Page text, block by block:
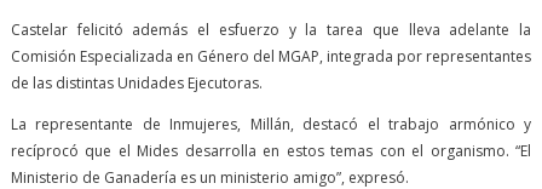
Castelar felicitó además el esfuerzo y la tarea que lleva adelante la
Comisión Especializada en Género del MGAP, integrada por representantes
de las distintas Unidades Ejecutoras.
La representante de Inmujeres, Millán, destacó el trabajo armónico y
recíprocó que el Mides desarrolla en estos temas con el organismo. “El
Ministerio de Ganadería es un ministerio amigo”, expresó.